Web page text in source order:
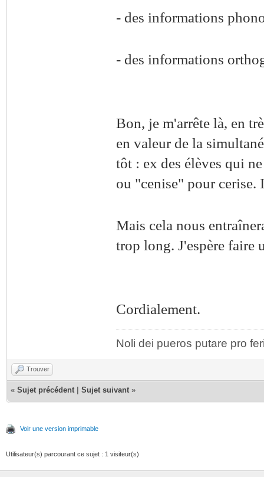
- des informations
- des informations
Bon, je m'arrête là, en
en valeur de la
tôt : ex des élèves qui
ou "cenise" pour cerise.
Mais cela nous
trop long. J'espère faire
Cordialement.
Noli dei pueros putare pro
Trouver
« Sujet précédent Sujet suivant »
Voir une version imprimable
Utilisateur(s) parcourant ce sujet : 1 visiteur(s)